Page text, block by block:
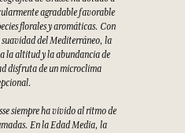
agradable favorable
florales y aromáticas. Con
suavidad del Mediterráneo, la
la altitud y la abundancia de
disfruta de un microclima
siempre ha vivido al ritmo de
En la Edad Media, la